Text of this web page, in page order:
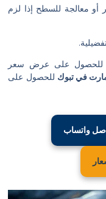
أو معالجة للسطح إذا لزم
للحصول على عرض سعر
في تبوك للحصول على
واتساب